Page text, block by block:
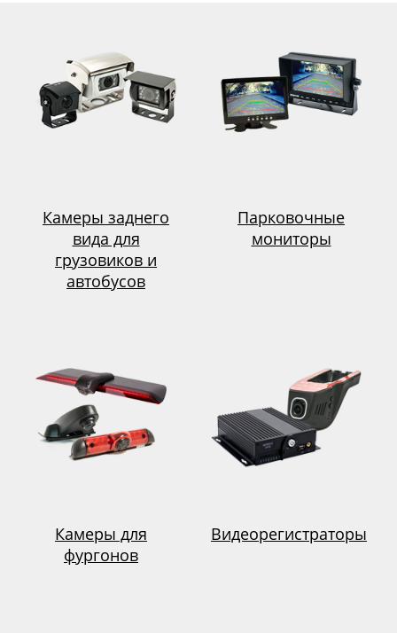
Камеры заднего
вида для
грузовиков и
автобусов
Парковочные
мониторы
Камеры для
фургонов
Видеорегистраторы